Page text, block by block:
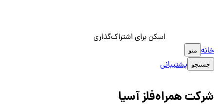
اسکن برای اشتراک‌گذاری
خانه منو
جستجو پشتیبانی
شرکت همراه‌فلز آسیا